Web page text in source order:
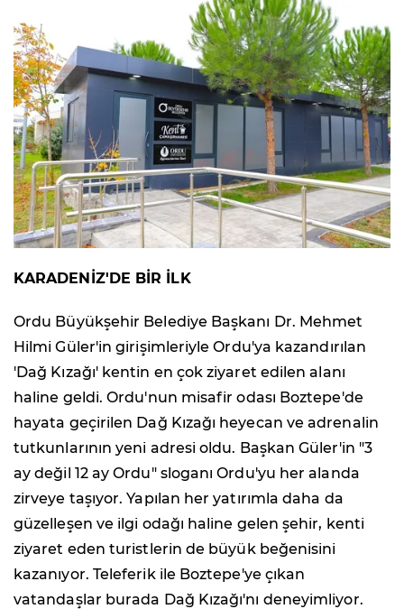
KARADENİZ'DE BİR İLK
Ordu Büyükşehir Belediye Başkanı Dr. Mehmet
Hilmi Güler'in girişimleriyle Ordu'ya kazandırılan
'Dağ Kızağı' kentin en çok ziyaret edilen alanı
haline geldi. Ordu'nun misafir odası Boztepe'de
hayata geçirilen Dağ Kızağı heyecan ve adrenalin
tutkunlarının yeni adresi oldu. Başkan Güler'in "3
ay değil 12 ay Ordu" sloganı Ordu'yu her alanda
zirveye taşıyor. Yapılan her yatırımla daha da
güzelleşen ve ilgi odağı haline gelen şehir, kenti
ziyaret eden turistlerin de büyük beğenisini
kazanıyor. Teleferik ile Boztepe'ye çıkan
vatandaşlar burada Dağ Kızağı'nı deneyimliyor.